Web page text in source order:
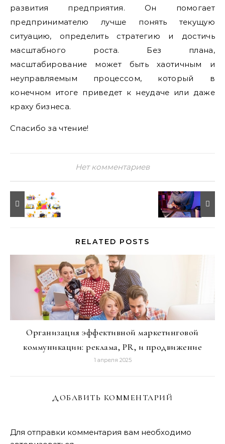
развития предприятия. Он помогает
предпринимателю лучше понять текущую
ситуацию, определить стратегию и достичь
масштабного роста. Без плана,
масштабирование может быть хаотичным и
неуправляемым процессом, который в
конечном итоге приведет к неудаче или даже
краху бизнеса.
Спасибо за чтение!
Нет комментариев
RELATED POSTS
Организация эффективной маркетинговой
коммуникации: реклама, PR, и продвижение
1 апреля 2025
ДОБАВИТЬ КОММЕНТАРИЙ
Для отправки комментария вам необходимо